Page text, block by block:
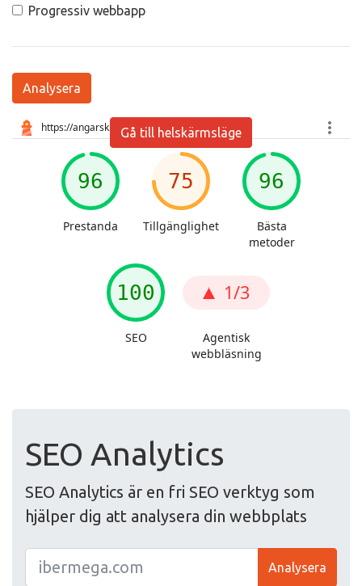
Progressiv webbapp
Analysera
Gå till helskärmsläge
SEO Analytics
SEO Analytics är en fri SEO verktyg som
hjälper dig att analysera din webbplats
Analysera